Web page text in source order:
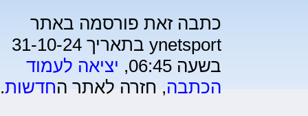
כתבה זאת פורסמה באתר
ynetsport בתאריך 31-10-24
בשעה 06:45,
יציאה לעמוד
הכתבה, חזרה לאתר החדשות.